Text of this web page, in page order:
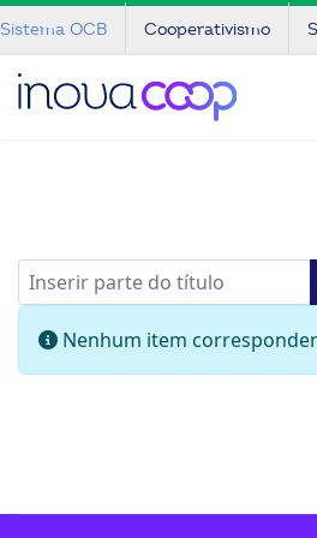
Sistema OCB Cooperativismo
Inserir parte do título
Informação
Nenhum item